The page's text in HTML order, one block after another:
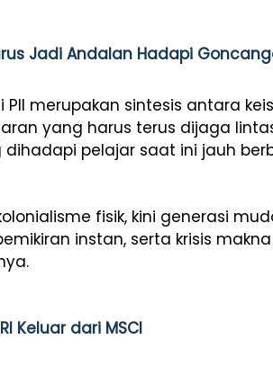
Jadi Andalan Hadapi
PII merupakan sintesis antara
yang harus terus dijaga
pelajar saat ini jauh
fisik, kini generasi
instan, serta krisis
Keluar dari MSCI